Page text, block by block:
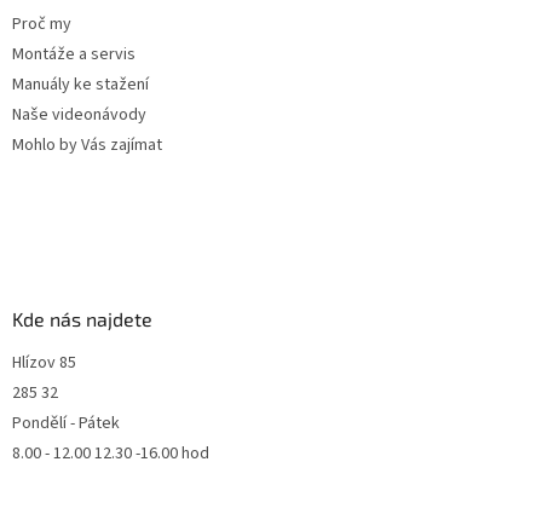
Proč my
Montáže a servis
Manuály ke stažení
Naše videonávody
Mohlo by Vás zajímat
Kde nás najdete
Hlízov 85
285 32
Pondělí - Pátek
8.00 - 12.00 12.30 -16.00 hod